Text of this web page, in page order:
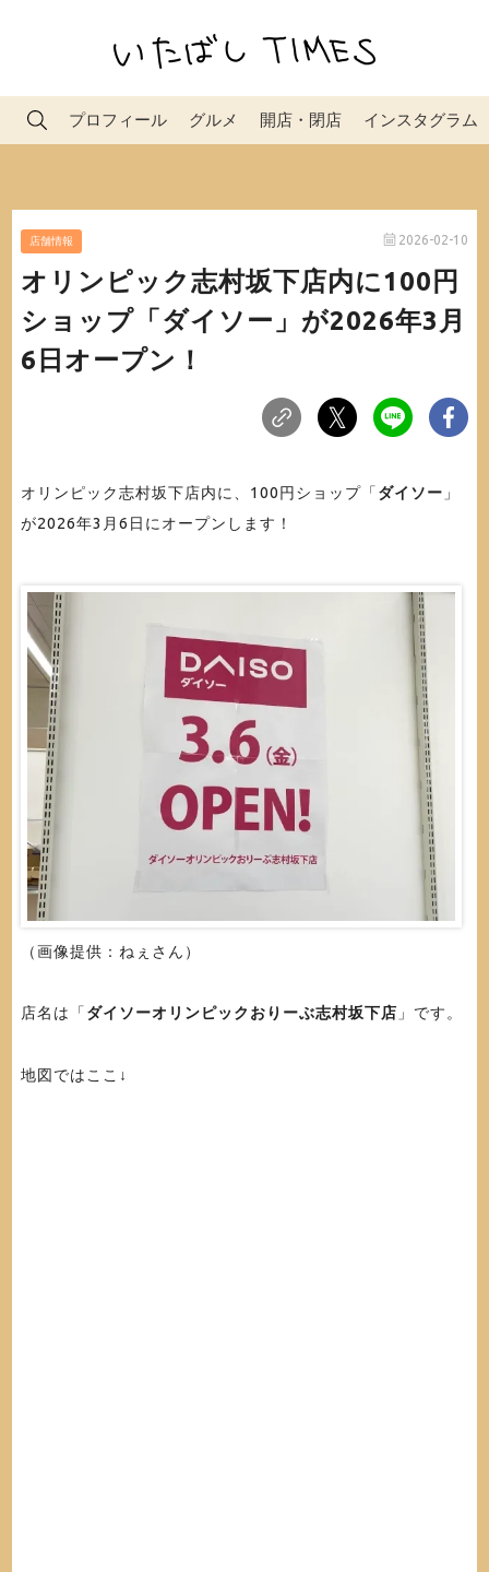
プロフィール グルメ 開店・閉店 インスタグラム
店舗情報 2026-02-10
オリンピック志村坂下店内に100円
ショップ「ダイソー」が2026年3月
6日オープン！
オリンピック志村坂下店内に、100円ショップ「 ダイソー 」
が2026年3月6日にオープンします！
（画像提供：ねぇさん）
店名は「 ダイソーオリンピックおりーぶ志村坂下店 」です。
地図ではここ↓